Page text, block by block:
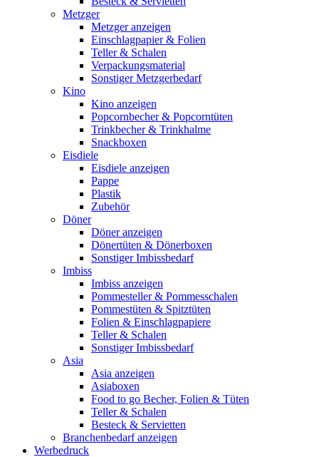
Metzger
Metzger anzeigen
Einschlagpapier & Folien
Teller & Schalen
Verpackungsmaterial
Sonstiger Metzgerbedarf
Kino
Kino anzeigen
Popcornbecher & Popcorntüten
Trinkbecher & Trinkhalme
Snackboxen
Eisdiele
Eisdiele anzeigen
Pappe
Plastik
Zubehör
Döner
Döner anzeigen
Dönertüten & Dönerboxen
Sonstiger Imbissbedarf
Imbiss
Imbiss anzeigen
Pommesteller & Pommesschalen
Pommestüten & Spitztüten
Folien & Einschlagpapiere
Teller & Schalen
Sonstiger Imbissbedarf
Asia
Asia anzeigen
Asiaboxen
Food to go Becher, Folien & Tüten
Teller & Schalen
Besteck & Servietten
Branchenbedarf anzeigen
Werbedruck